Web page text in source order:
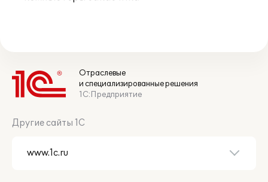
Отраслевые
и специализированные решения
1С:Предприятие
Другие сайты 1С